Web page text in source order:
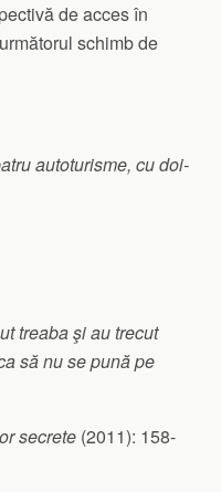
de acces în
schimb de
autoturisme, cu doi-
treaba şi au trecut
să nu se pună pe
secrete (2011): 158-